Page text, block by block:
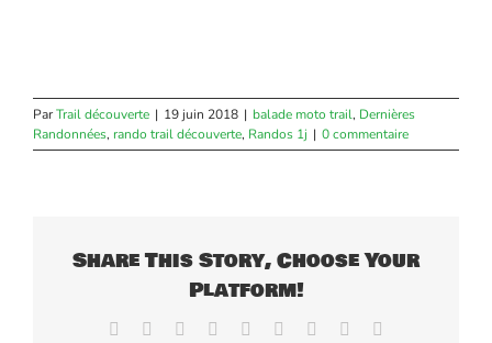
ParTrail découverte | 19 juin 2018 | balade moto trail, Dernières
Randonnées, rando trail découverte, Randos 1j | 0 commentaire
Share This Story, Choose Your
Platform!
Facebook Reddit LinkedInWhatsApp
TumblrPinterest